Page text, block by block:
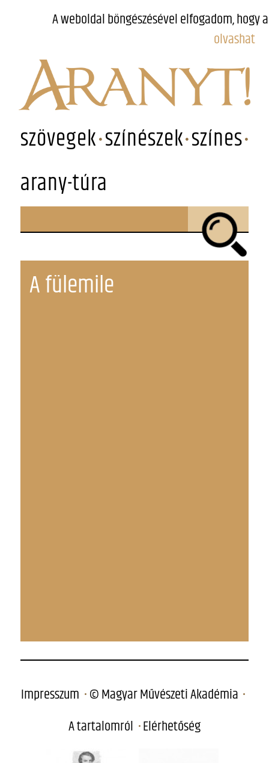
szövegek színészek színes
arany-túra
A fülemile
Impresszum © Magyar Művészeti Akadémia
A tartalomról Elérhetőség
A weboldal böngészésével elfogadom, hogy
olvashat